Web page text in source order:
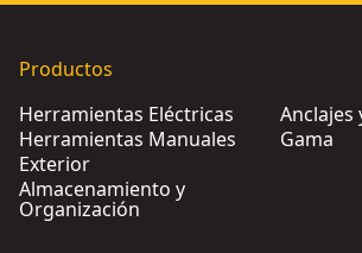
Productos
Herramientas Eléctricas
Herramientas Manuales
Exterior
Almacenamiento y
Organización
Anclajes
Gama